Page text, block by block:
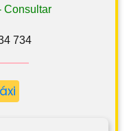
Consultar
734